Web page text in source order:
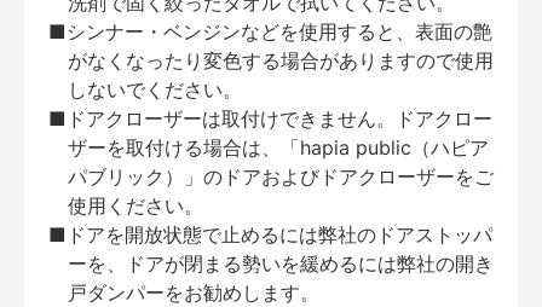
■シンナー・ベンジンなどを使用すると、表面の艶
がなくなったり変色する場合がありますので使用
しないでください。
■ドアクローザーは取付けできません。ドアクロー
ザーを取付ける場合は、「hapia public（ハピア
パブリック）」のドアおよびドアクローザーをご
使用ください。
■ドアを開放状態で止めるには弊社のドアストッパ
ーを、ドアが閉まる勢いを緩めるには弊社の開き
戸ダンパーをお勧めします。